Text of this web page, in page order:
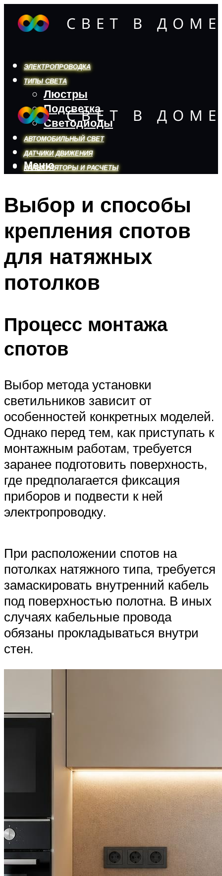
ЭЛЕКТРОПРОВОДКА
ТИПЫ СВЕТА
Люстры
Подсветка
Светодиоды
АВТОМОБИЛЬНЫЙ СВЕТ
ДАТЧИКИ ДВИЖЕНИЯ
КАЛЬКУЛЯТОРЫ И РАСЧЕТЫ
Меню
Меню
Выбор и способы
крепления спотов
для натяжных
потолков
Процесс монтажа
спотов
Выбор метода установки
светильников зависит от
особенностей конкретных моделей.
Однако перед тем, как приступать к
монтажным работам, требуется
заранее подготовить поверхность,
где предполагается фиксация
приборов и подвести к ней
электропроводку.
При расположении спотов на
потолках натяжного типа, требуется
замаскировать внутренний кабель
под поверхностью полотна. В иных
случаях кабельные провода
обязаны прокладываться внутри
стен.